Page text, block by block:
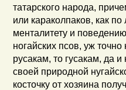
татарского народа,
или караколпаков, как по
менталитету и
ногайских псов, уж
русакам, то гусакам, да
своей природной
косточку от хозяина